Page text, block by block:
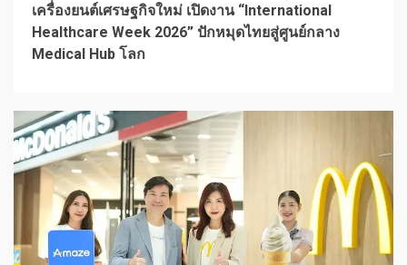
เครื่องยนต์เศรษฐกิจใหม่ เปิดงาน “International
Healthcare Week 2026” ปักหมุดไทยสู่ศูนย์กลาง
Medical Hub โลก